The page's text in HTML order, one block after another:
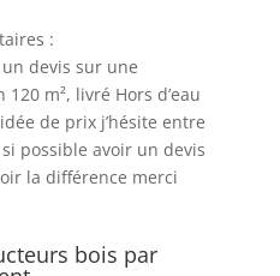
:
devis sur une
m², livré Hors d’eau
de prix j’hésite entre
possible avoir un devis
la différence merci
bois par